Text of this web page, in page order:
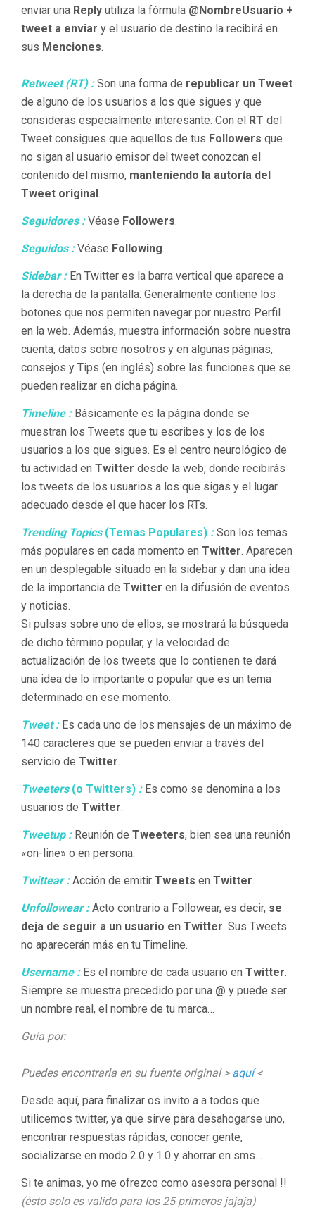
enviar una Reply utiliza la fórmula @ NombreUsuario +
tweet a enviar y el usuario de destino la recibirá en
sus Menciones.
Retweet (RT) : Son una forma de republicar un Tweet
de alguno de los usuarios a los que sigues y que
consideras especialmente interesante. Con el
RT del
Tweet consigues que aquellos de tus Followers que
no sigan al usuario emisor del tweet conozcan el
contenido del mismo, manteniendo la autoría del
Tweet original .
Seguidores : Véase Followers.
Seguidos :Véase Following.
Sidebar :En Twitter es la barra vertical que aparece a
la derecha de la pantalla. Generalmente contiene los
botones que nos permiten navegar por nuestro Perfil
en la web. Además, muestra información sobre nuestra
cuenta, datos sobre nosotros y en algunas páginas,
consejos y Tips (en inglés) sobre las funciones que se
pueden realizar en dicha página.
Timeline : Básicamente es la página donde se
muestran los Tweets que tu escribes y los de los
usuarios a los que sigues. Es el centro neurológico de
tu actividad en Twitter desde la web, donde recibirás
los tweets de los usuarios a los que sigas y el lugar
adecuado desde el que hacer los RTs.
Trending Topics(Temas Populares) : Son los temas
más populares en cada momento en Twitter. Aparecen
en un desplegable situado en la sidebar y dan una idea
de la importancia de Twitter en la difusión de eventos
y noticias.
Si pulsas sobre uno de ellos, se mostrará la búsqueda
de dicho término popular, y la velocidad de
actualización de los tweets que lo contienen te dará
una idea de lo importante o popular que es un tema
determinado en ese momento.
Tweet :Es cada uno de los mensajes de un máximo de
140 caracteres que se pueden enviar a través del
servicio de Twitter.
Tweeters (o Twitters) : Es como se denomina a los
usuarios de Twitter.
Tweetup : Reunión de Tweeters, bien sea una reunión
«on-line» o en persona.
Twittear : Acción de emitir Tweets en Twitter.
Unfollowear :Acto contrario a Followear, es decir, se
deja de seguir a un usuario en Twitter. Sus Tweets
no aparecerán más en tu Timeline.
Username : Es el nombre de cada usuario en Twitter.
Siempre se muestra precedido por una @ y puede ser
un nombre real, el nombre de tu marca…
Guía por:
Puedes encontrarla en su fuente original > aquí<
Desde aquí, para finalizar os invito a a todos que
utilicemos twitter, ya que sirve para desahogarse uno,
encontrar respuestas rápidas, conocer gente,
socializarse en modo 2.0 y 1.0 y ahorrar en sms…
Si te animas, yo me ofrezco como asesora personal !!
(ésto solo es valido para los 25 primeros jajaja)